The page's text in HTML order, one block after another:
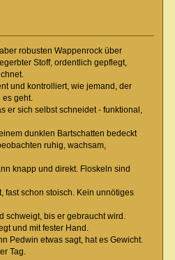
robusten Wappenrock über
Stoff, ordentlich gepflegt,
und kontrolliert, wie jemand, der
geht.
er sich selbst schneidet - funktional,
dunklen Bartschatten bedeckt
ruhig, wachsam,
knapp und direkt. Floskeln sind
fast schon stoisch. Kein unnötiges
schweigt, bis er gebraucht wird.
und mit fester Hand.
Pedwin etwas sagt, hat es Gewicht.
Tag.